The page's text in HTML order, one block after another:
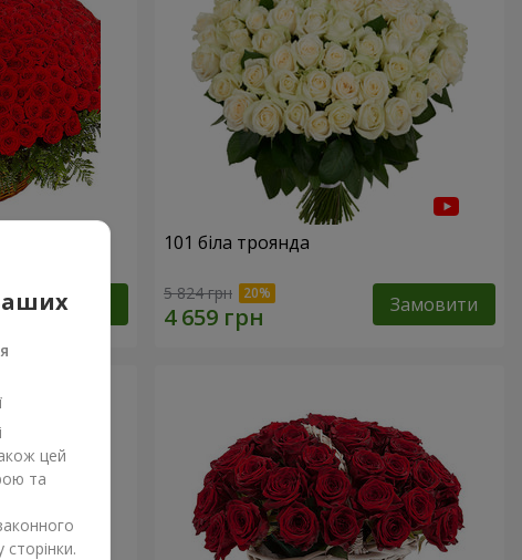
Замовити
101 біла троянда
5 824 грн Замовити
цей
та